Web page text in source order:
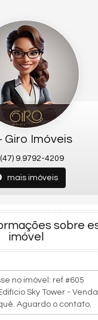
Giro Imóveis
(47) 9.9792-4209
mais imóveis
sobre
imóvel